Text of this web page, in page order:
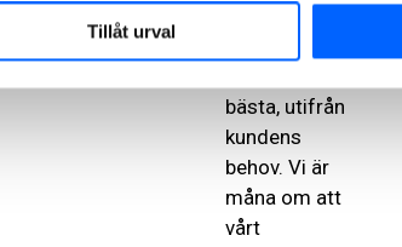
Tillåt urval
bästa, utifrån
kundens
behov. Vi är
måna om att
vårt